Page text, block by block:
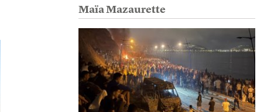
Maïa Mazaurette